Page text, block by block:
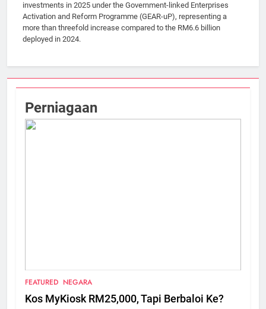
investments in 2025 under the Government-linked Enterprises
Activation and Reform Programme (GEAR-uP), representing a
more than threefold increase compared to the RM6.6 billion
deployed in 2024.
Perniagaan
FEATURED NEGARA
Kos MyKiosk RM25,000, Tapi Berbaloi Ke?